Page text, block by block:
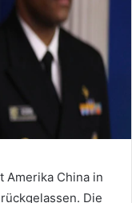
Amerika China in
Die